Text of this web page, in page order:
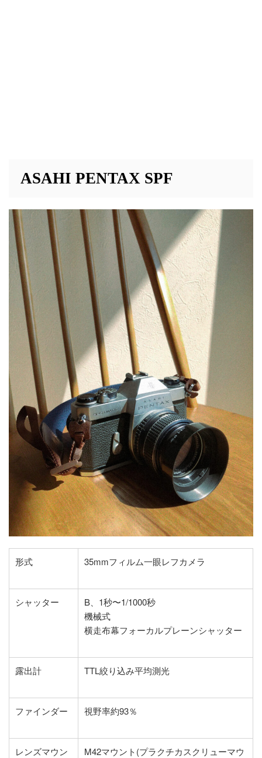
ASAHI PENTAX SPF
形式 35mmフィルム一眼レフカメラ
シャッター
B、1秒〜1/1000秒
機械式
横走布幕フォーカルプレーンシャッター
露出計 TTL絞り込み平均測光
ファインダー 視野率約93％
レンズマウン
M42マウント(プラクチカスクリューマウ